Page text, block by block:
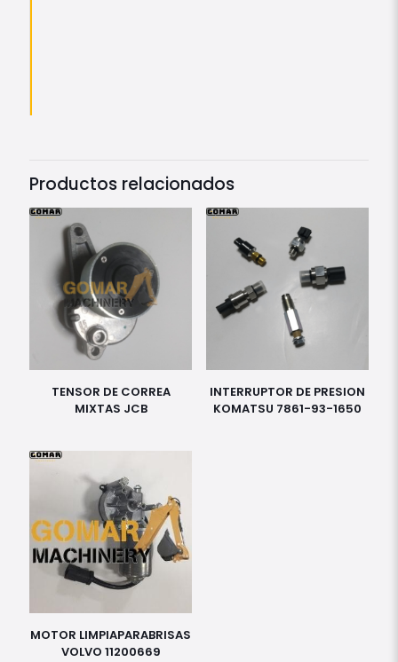
Productos relacionados
TENSOR DE CORREA
MIXTAS JCB
INTERRUPTOR DE PRESION
KOMATSU 7861-93-1650
MOTOR LIMPIAPARABRISAS
VOLVO 11200669